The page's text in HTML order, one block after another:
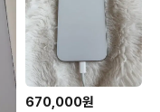
670,000원